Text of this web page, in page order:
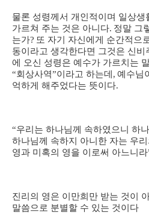
물론 성령께서 개인적이며 일상
가르쳐 주는 것은 아니다. 정말 그
는가? 또 자기 자신에게 순간적으
동이라고 생각한다면 그것은 신
에 오신 성령은 예수가 가르치는
“회상사역”이라고 하는데 , 예수님
억하게 해주었다는 뜻이다.
“우리는 하나님께 속하였으니 하
하나님께 속하지 아니한 자는 우
영과 미혹의 영을 이로써 아느니라
진리의 영은 이만희만 받는 것이
말씀으로 분별할 수 있는 것이다